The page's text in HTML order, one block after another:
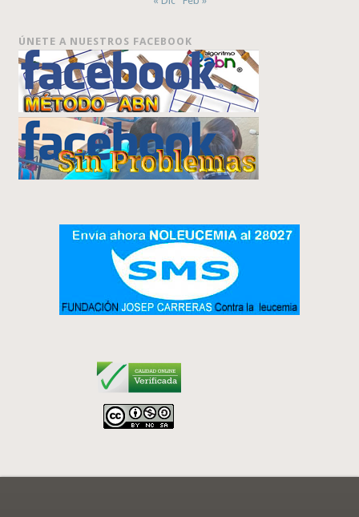
ÚNETE A NUESTROS FACEBOOK